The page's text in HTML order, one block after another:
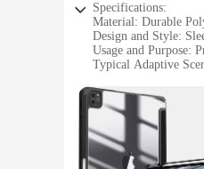
Specifications:
Material: Durable
Design and Style:
Usage and Purpose:
Typical Adaptive
Performance and
Features:
|Vendors|
**Unmatched